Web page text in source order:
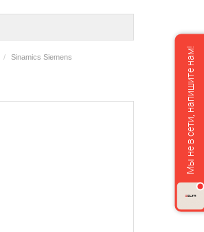
Sinamics Siemens Мы не в сети, напишите нам!